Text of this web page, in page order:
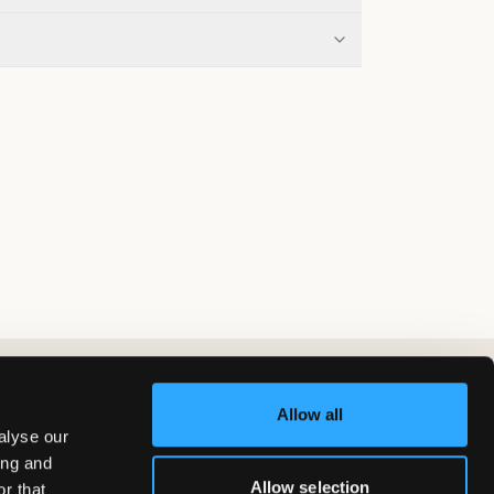
our
and
that
Allow all
Allow selection